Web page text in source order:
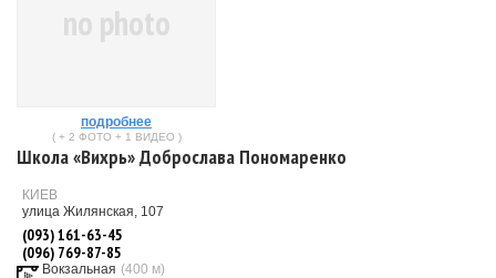
no photo
подробнее
( + 2 ФОТО + 1 ВИДЕО )
Школа «Вихрь» Доброслава Пономаренко
КИЕВ
улица Жилянская, 107
(093) 161-63-45
(096) 769-87-85
Вокзальная (400 м)